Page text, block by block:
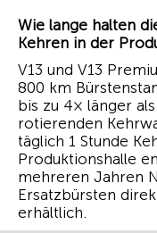
Wie lange halten
Kehren in der
V13 und V13
800 km
bis zu 4× länger
rotierenden
täglich 1 Stunde
Produktionshalle
mehreren Jahren
Ersatzbürsten
erhältlich.